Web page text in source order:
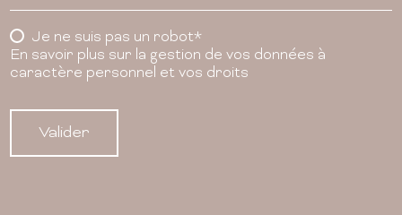
Je ne suis pas un robot*
En savoir plus sur la gestion de vos données à
caractère personnel et vos droits
Valider